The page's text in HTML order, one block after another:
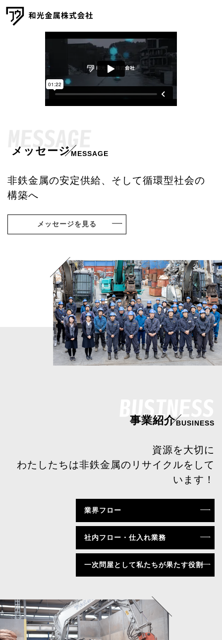
メッセージ
取扱商品
お問い合わせ
メッセージMESSAGE
非鉄金属の安定供給、 そして循環型社会の
構築へ
メッセージを見る
事業紹介BUSINESS
資源を大切に
わたしたちは非鉄金属の リサイクルをして
います！
業界フロー
社内フロー・仕入れ業務
一次問屋として私たちが果たす役割